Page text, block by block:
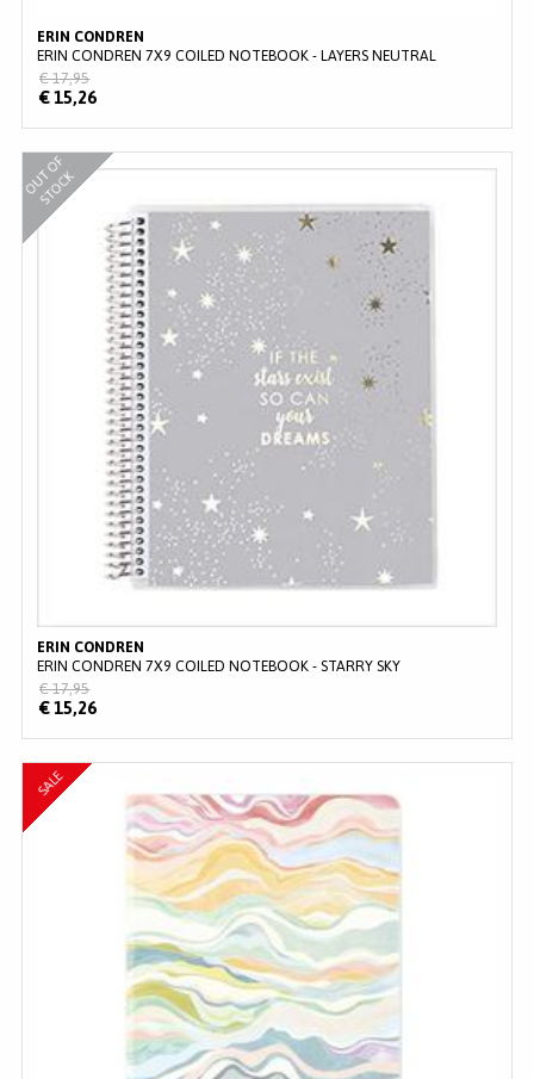
ERIN CONDREN
ERIN CONDREN 7X9 COILED NOTEBOOK - LAYERS NEUTRAL
€ 15,26
€ 17,95
ERIN CONDREN
ERIN CONDREN 7X9 COILED NOTEBOOK - STARRY SKY
O
U
T
O
F
S
T
O
C
K
€ 15,26
€ 17,95
SALE